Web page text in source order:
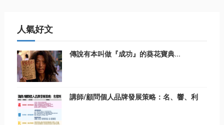
人氣好文
傳說有本叫做『成功』的葵花寶典...
講師/顧問個人品牌發展策略：名、響、利